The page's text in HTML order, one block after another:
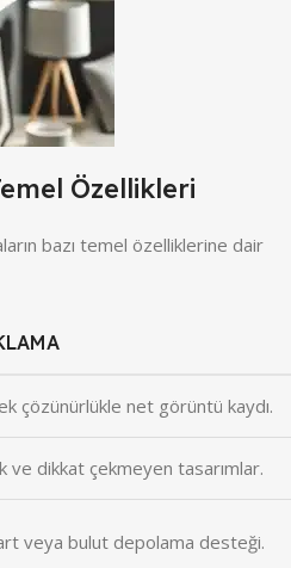
Özellikleri
bazı temel özelliklerine dair
çözünürlükle net görüntü kaydı.
ve dikkat çekmeyen tasarımlar.
veya bulut depolama desteği.